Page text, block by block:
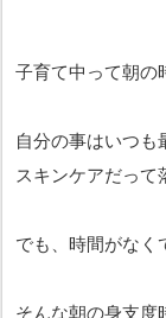
子育て中って朝の
自分の事はいつも
スキンケアだって
でも、時間がなく
そんな朝の身支度